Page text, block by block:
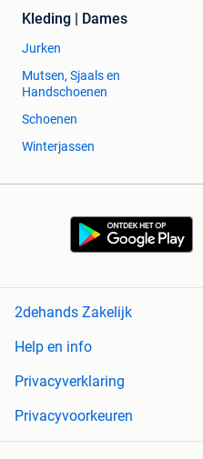
Kleding | Dames
Jurken
Mutsen, Sjaals en
Handschoenen
Schoenen
Winterjassen
2dehands Zakelijk
Help en info
Privacyverklaring
Privacyvoorkeuren